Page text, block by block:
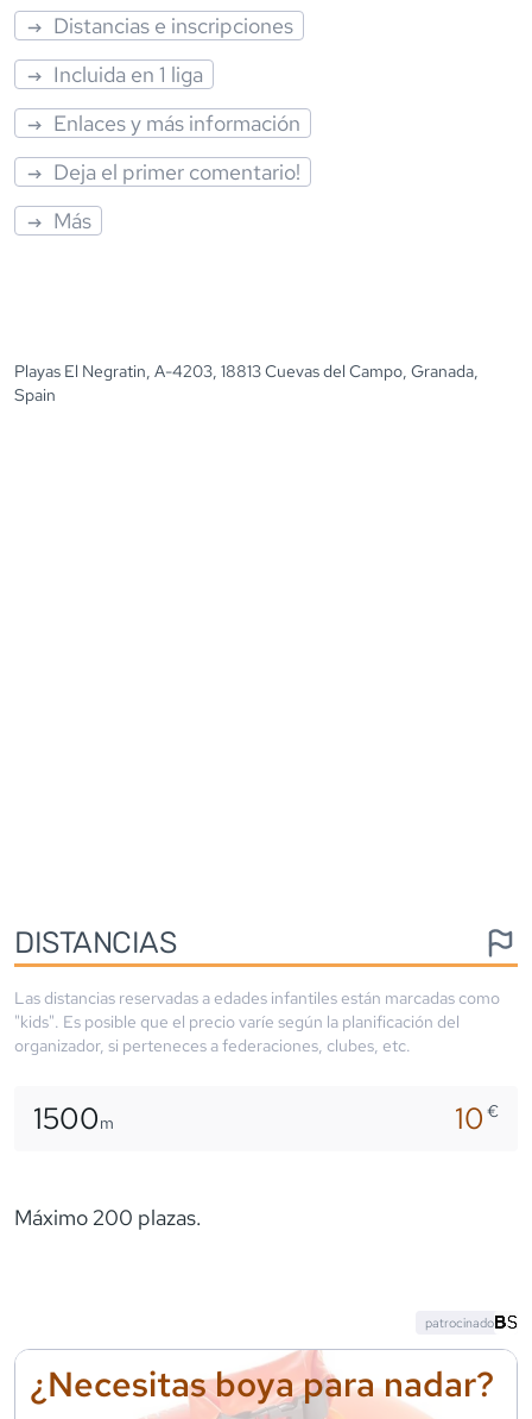
Distancias e inscripciones
Incluida en 1 liga
Enlaces y más información
Deja el primer comentario!
Más
Playas El Negratin, A-4203, 18813 Cuevas del Campo, Granada,
Spain
DISTANCIAS
Las distancias reservadas a edades infantiles están marcadas como
"kids". Es posible que el precio varíe según la planificación del
organizador, si perteneces a federaciones, clubes, etc.
1500m 10€
Máximo 200 plazas.
¿Necesitas boya para nadar?
patrocinado